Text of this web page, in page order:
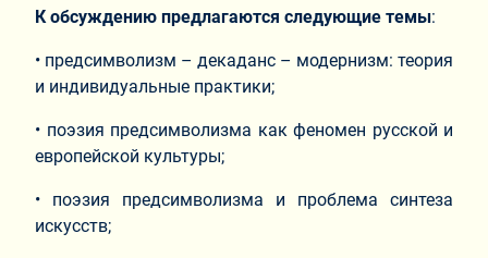
К обсуждению предлагаются следующие темы:
• предсимволизм – декаданс – модернизм: теория
и индивидуальные практики;
• поэзия предсимволизма как феномен русской и
европейской культуры;
• поэзия предсимволизма и проблема синтеза
искусств;